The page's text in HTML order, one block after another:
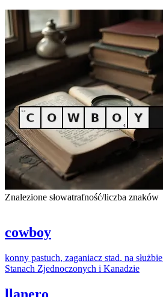
Znalezione słowatrafność/liczba znaków
cowboy
konny pastuch, zaganiacz stad, na służbie
Stanach Zjednoczonych i Kanadzie
llanero